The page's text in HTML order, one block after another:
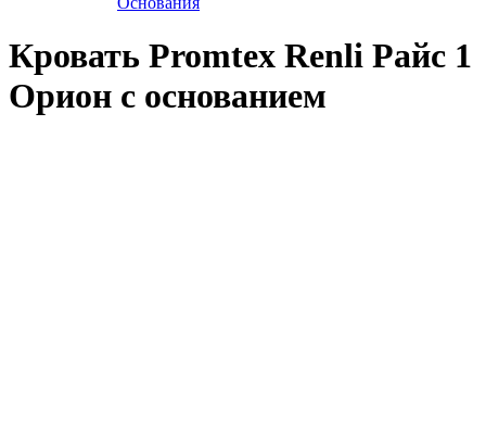
Кровать Promtex Renli Райс 1
Орион с основанием